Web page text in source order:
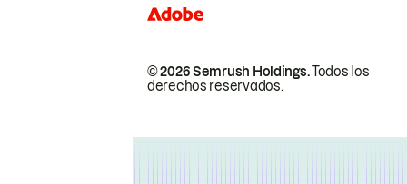
© 2026 Semrush Holdings.Todos los
derechos reservados.